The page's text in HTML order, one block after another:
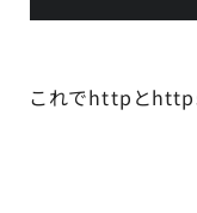
これでhttpとhttps